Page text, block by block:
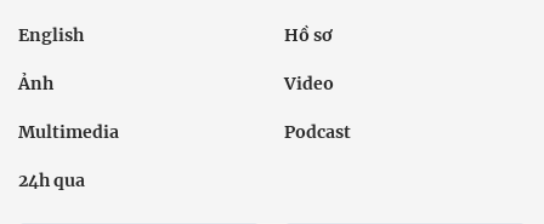
English Hồ sơ
Ảnh Video
Multimedia Podcast
24h qua